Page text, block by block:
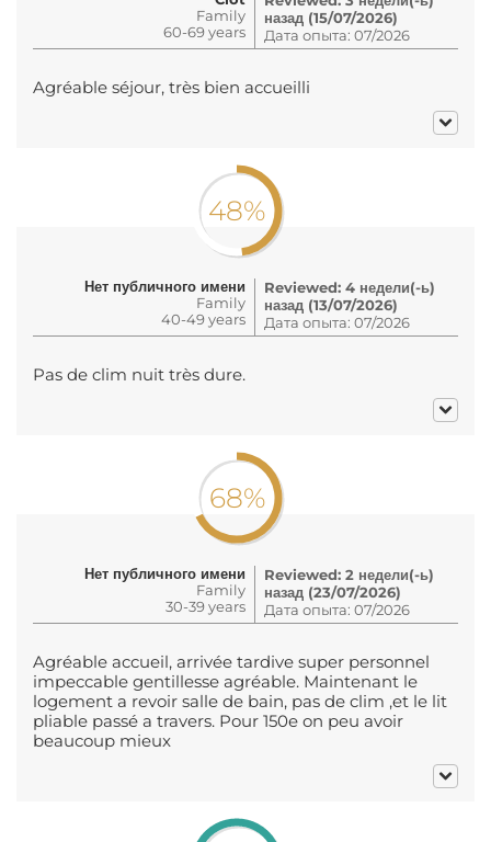
Family
60-69 years
назад (15/07/2026)
Дата опыта: 07/2026
Agréable séjour, très bien accueilli
48%
Нет публичного имени
Family
40-49 years
Reviewed: 4 недели(-ь)
назад (13/07/2026)
Дата опыта: 07/2026
Pas de clim nuit très dure.
68%
Нет публичного имени
Family
30-39 years
Reviewed: 2 недели(-ь)
назад (23/07/2026)
Дата опыта: 07/2026
Agréable accueil, arrivée tardive super personnel
impeccable gentillesse agréable. Maintenant le
logement a revoir salle de bain, pas de clim ,et le lit
pliable passé a travers. Pour 150e on peu avoir
beaucoup mieux